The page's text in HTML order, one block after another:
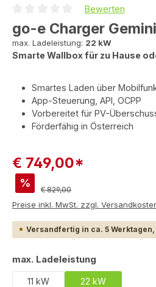
Durchschnittliche Bewertung von 0
Bewerten
go-e Charger
max. Ladeleistung: 22 kW
Smarte Wallbox für zu Hause
Smartes Laden über
App-Steuerung, API, OCPP
Vorbereitet für PV-
Förderfähig in Österreich
€ 749,00*
% Regulärer Preis:
€ 829,00
Preise inkl. MwSt. zzgl.
Versandfertig in ca. 5
max. Ladeleistung
11 kW 22 kW